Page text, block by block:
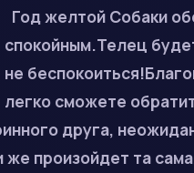
Год желтой Собаки
спокойным.Телец
не
легко сможете
друга,
произойдет та